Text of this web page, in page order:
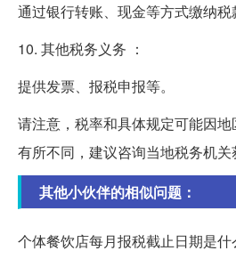
通过银行转账、现金等方式缴纳税
10. 其他税务义务 ：
提供发票、报税申报等。
请注意，税率和具体规定可能因
有所不同，建议咨询当地税务机
其他小伙伴的相似问题：
个体餐饮店每月报税截止日期是什